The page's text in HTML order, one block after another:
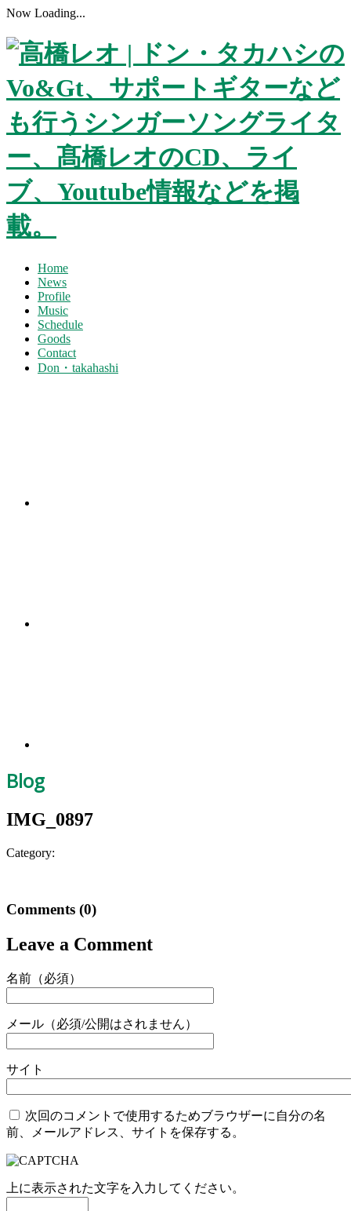
Now Loading...
Home
News
Profile
Music
Schedule
Goods
Contact
Don・takahashi
Blog
IMG_0897
Category:
Comments (0)
Leave a Comment
名前（必須）
メール（必須/公開はされません）
サイト
次回のコメントで使用するためブラウザーに自分の名
前、メールアドレス、サイトを保存する。
上に表示された文字を入力してください。